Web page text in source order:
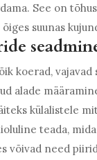
See on
suunas
koerad,
alade
külalistele
teada,
võivad need